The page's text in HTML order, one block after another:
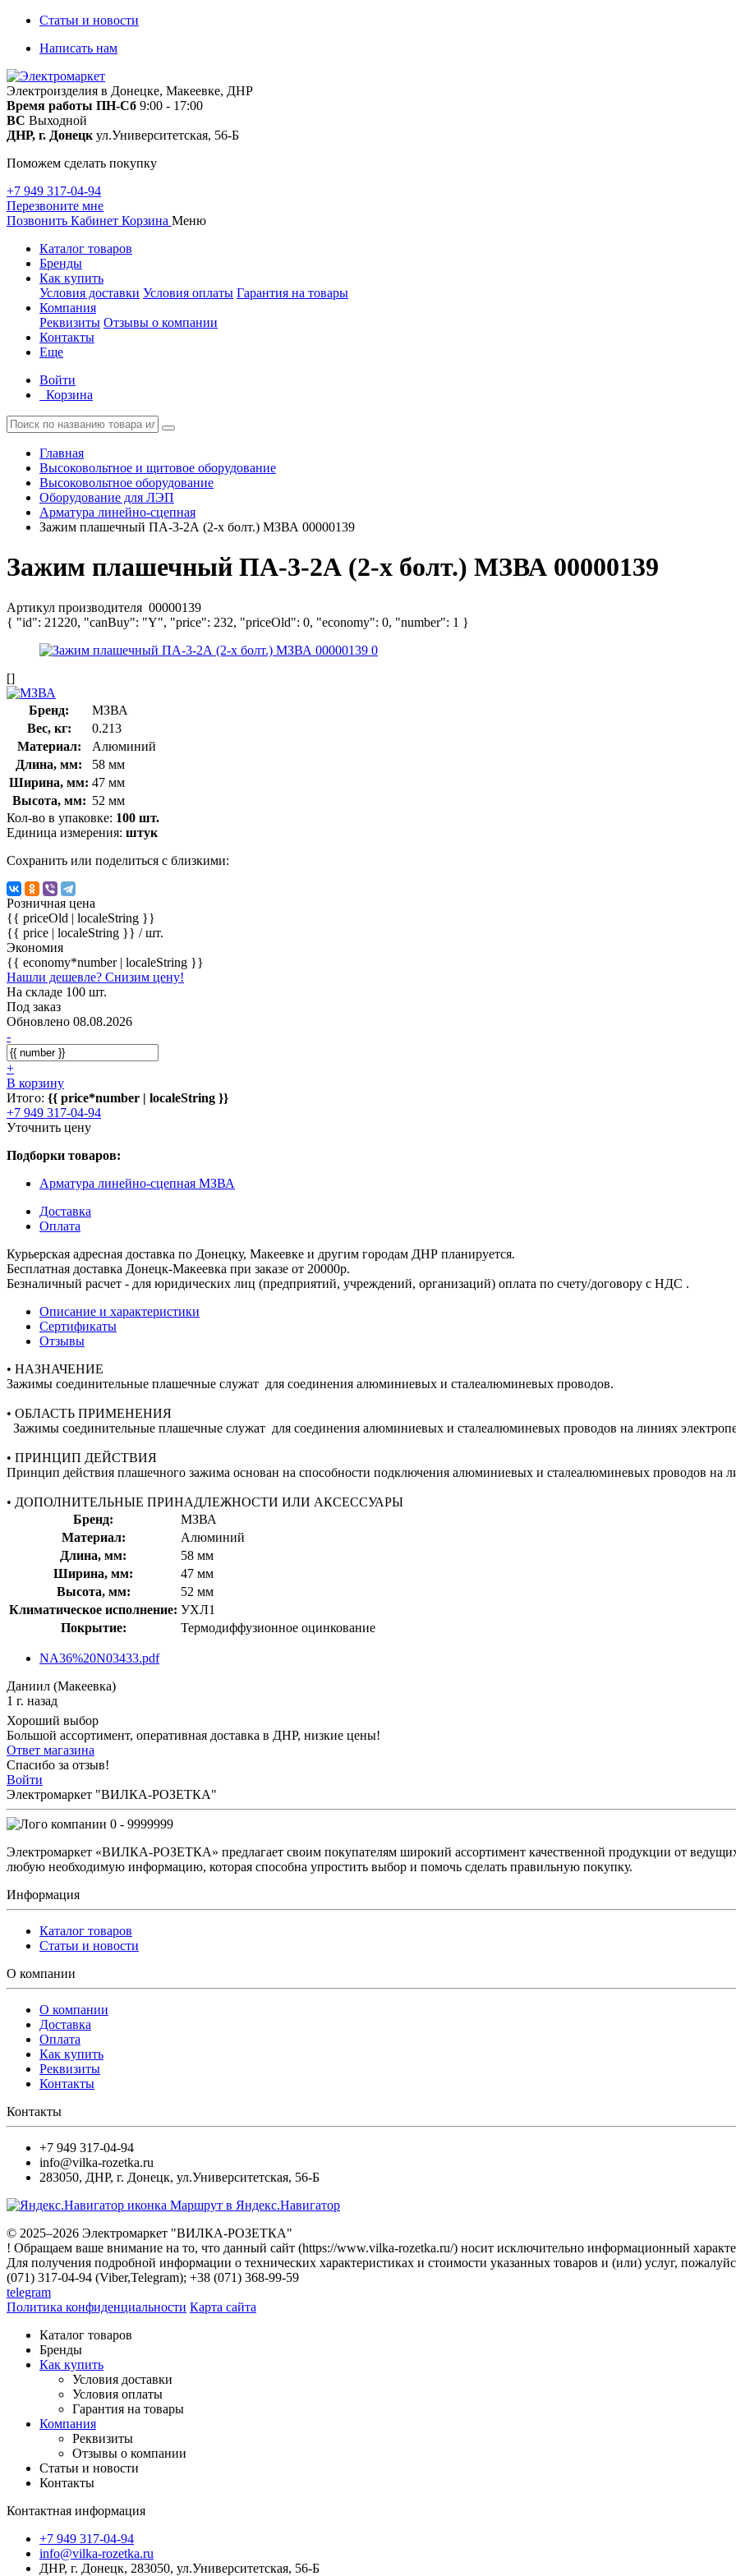
Статьи и новости
Написать нам
Электроизделия в Донецке, Макеевке, ДНР
Время работы ПН-Сб 9:00 - 17:00
ВС Выходной
ДНР, г. Донецк ул.Университетская, 56-Б
Поможем сделать покупку
+7 949 317-04-94
Перезвоните мне
Позвонить Кабинет Корзина Меню
Каталог товаров
Бренды
Как купить
Условия доставки Условия оплаты Гарантия на товары
Компания
Реквизиты Отзывы о компании
Контакты
Еще
Войти
Корзина
Главная
Высоковольтное и щитовое оборудование
Высоковольтное оборудование
Оборудование для ЛЭП
Арматура линейно-сцепная
Зажим плашечный ПА-3-2А (2-х болт.) МЗВА 00000139
Зажим плашечный ПА-3-2А (2-х болт.) МЗВА 00000139
Артикул производителя 00000139
{ "id": 21220, "canBuy": "Y", "price": 232, "priceOld": 0, "economy": 0, "number": 1 }
[]
Бренд:
МЗВА
Вес, кг:
0.213
Материал:
Алюминий
Длина, мм:
58 мм
Ширина, мм: 47 мм
Высота, мм: 52 мм
Кол-во в упаковке: 100 шт.
Единица измерения: штук
Сохранить или поделиться с близкими:
Розничная цена
{{ priceOld | localeString }}
{{ price | localeString }} / шт.
Экономия
{{ economy*number | localeString }}
Нашли дешевле? Снизим цену!
На складе 100 шт.
Под заказ
Обновлено 08.08.2026
-
+
В корзину
Итого: {{ price*number | localeString }}
+7 949 317-04-94
Уточнить цену
Подборки товаров:
Арматура линейно-сцепная МЗВА
Доставка
Оплата
Курьерская адресная доставка по Донецку, Макеевке и другим городам ДНР планируется.
Бесплатная доставка Донецк-Макеевка при заказе от 20000р.
Безналичный расчет - для юридических лиц (предприятий, учреждений, организаций) оплата по счету/договору с НДС .
Описание и характеристики
Сертификаты
Отзывы
• НАЗНАЧЕНИЕ
Зажимы соединительные плашечные служат для соединения алюминиевых и сталеалюминевых проводов.
• ОБЛАСТЬ ПРИМЕНЕНИЯ
Зажимы соединительные плашечные служат для соединения алюминиевых и сталеалюминевых проводов на линиях
• ПРИНЦИП ДЕЙСТВИЯ
Принцип действия плашечного зажима основан на способности подключения алюминиевых и сталеалюминевых проводов на
• ДОПОЛНИТЕЛЬНЫЕ ПРИНАДЛЕЖНОСТИ ИЛИ АКСЕССУАРЫ
Бренд:
МЗВА
Материал:
Алюминий
Длина, мм:
58 мм
Ширина, мм:
47 мм
Высота, мм:
52 мм
Климатическое исполнение: УХЛ1
Покрытие:
Термодиффузионное оцинкование
NA36%20N03433.pdf
Даниил (Макеевка)
1 г. назад
Хороший выбор
Большой ассортимент, оперативная доставка в ДНР, низкие цены!
Ответ магазина
Спасибо за отзыв!
Войти
Электромаркет "ВИЛКА-РОЗЕТКА"
0 - 9999999
Электромаркет «ВИЛКА-РОЗЕТКА» предлагает своим покупателям широкий ассортимент качественной продукции от
любую необходимую информацию, которая способна упростить выбор и помочь сделать правильную покупку.
Информация
Каталог товаров
Статьи и новости
О компании
О компании
Доставка
Оплата
Как купить
Реквизиты
Контакты
Контакты
+7 949 317-04-94
info@vilka-rozetka.ru
283050, ДНР, г. Донецк, ул.Университетская, 56-Б
Маршрут в Яндекс.Навигатор
© 2025–2026 Электромаркет "ВИЛКА-РОЗЕТКА"
! Обращаем ваше внимание на то, что данный сайт (https://www.vilka-rozetka.ru/) носит исключительно информационный
Для получения подробной информации о технических характеристиках и стоимости указанных товаров и (или) услуг,
(071) 317-04-94 (Viber,Telegram); +38 (071) 368-99-59
telegram
Политика конфиденциальности Карта сайта
Каталог товаров
Бренды
Как купить
Условия доставки
Условия оплаты
Гарантия на товары
Компания
Реквизиты
Отзывы о компании
Статьи и новости
Контакты
Контактная информация
+7 949 317-04-94
info@vilka-rozetka.ru
ДНР, г. Донецк, 283050, ул.Университетская, 56-Б